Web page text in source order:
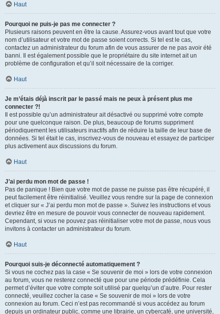
Haut
Pourquoi ne puis-je pas me connecter ?
Plusieurs raisons peuvent en être la cause. Assurez-vous avant tout que votre
nom d’utilisateur et votre mot de passe soient corrects. Si tel est le cas,
contactez un administrateur du forum afin de vous assurer de ne pas avoir été
banni. Il est également possible que le propriétaire du site internet ait un
problème de configuration et qu’il soit nécessaire de la corriger.
Haut
Je m’étais déjà inscrit par le passé mais ne peux à présent plus me
connecter ?!
Il est possible qu’un administrateur ait désactivé ou supprimé votre compte
pour une quelconque raison. De plus, beaucoup de forums suppriment
périodiquement les utilisateurs inactifs afin de réduire la taille de leur base de
données. Si tel était le cas, inscrivez-vous de nouveau et essayez de participer
plus activement aux discussions du forum.
Haut
J’ai perdu mon mot de passe !
Pas de panique ! Bien que votre mot de passe ne puisse pas être récupéré, il
peut facilement être réinitialisé. Veuillez vous rendre sur la page de connexion
et cliquer sur « J’ai perdu mon mot de passe ». Suivez les instructions et vous
devriez être en mesure de pouvoir vous connecter de nouveau rapidement.
Cependant, si vous ne pouvez pas réinitialiser votre mot de passe, nous vous
invitons à contacter un administrateur du forum.
Haut
Pourquoi suis-je déconnecté automatiquement ?
Si vous ne cochez pas la case « Se souvenir de moi » lors de votre connexion
au forum, vous ne resterez connecté que pour une période prédéfinie. Cela
permet d’éviter que votre compte soit utilisé par quelqu’un d’autre. Pour rester
connecté, veuillez cocher la case « Se souvenir de moi » lors de votre
connexion au forum. Ceci n’est pas recommandé si vous accédez au forum
depuis un ordinateur public, comme une librairie, un cybercafé, une université,